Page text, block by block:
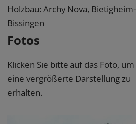
Holzbau: Archy Nova, Bietigheim-
Bissingen
Fotos
Klicken Sie bitte auf das Foto, um
eine vergrößerte Darstellung zu
erhalten.